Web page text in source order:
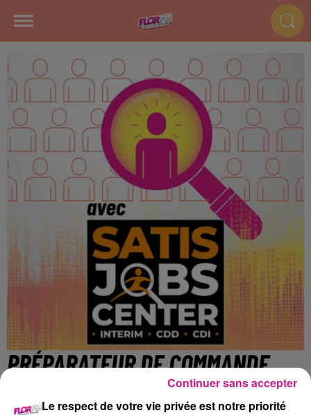
PRÉPARATEUR DE COMMANDE
CARISTE H/F (H/F)
Le respect de votre vie privée est notre priorité
Continuer sans accepter